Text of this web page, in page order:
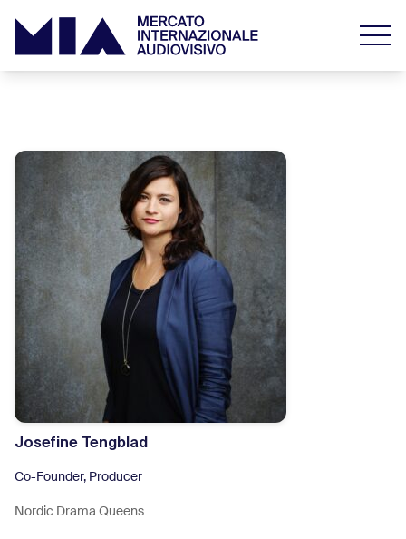
Josefine Tengblad
Co-Founder, Producer
Nordic Drama Queens